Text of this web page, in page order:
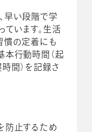
早い段階で学
います。生活
慣の定着にも
本行動時間（起
間）を記録さ
防止するため